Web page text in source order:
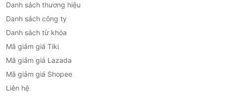
Danh sách thương hiệu
Danh sách công ty
Danh sách từ khóa
Mã giảm giá Tiki
Mã giảm giá Lazada
Mã giảm giá Shopee
Liên hệ